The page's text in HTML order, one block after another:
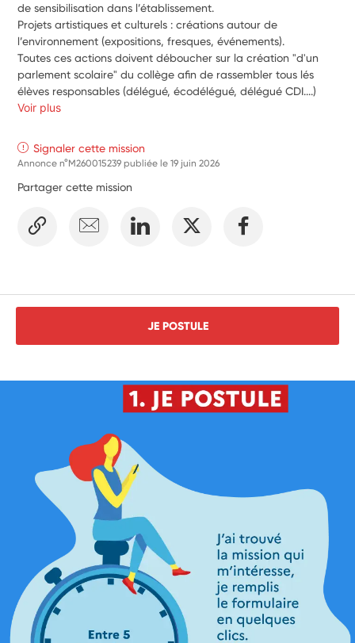
de sensibilisation dans l’établissement.
Projets artistiques et culturels : créations autour de
l’environnement (expositions, fresques, événements).
Toutes ces actions doivent déboucher sur la création "d'un
parlement scolaire" du collège afin de rassembler tous lés
élèves responsables (délégué, écodélégué, délégué CDI....)
Voir plus
Signaler cette mission
Annonce n°M260015239 publiée le19 juin 2026
Partager cette mission
JE POSTULE